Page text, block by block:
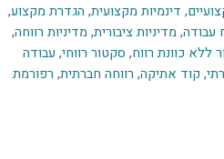
, דינמיות מקצועית, הגדרת מקצוע,
עבודה, מדיניות ציבורית, מדיניות רווחה,
ללא כוונת רווח, סקטור רווחי, עבודה
, קוד אתיקה, רווחה חברתית, רפורמת